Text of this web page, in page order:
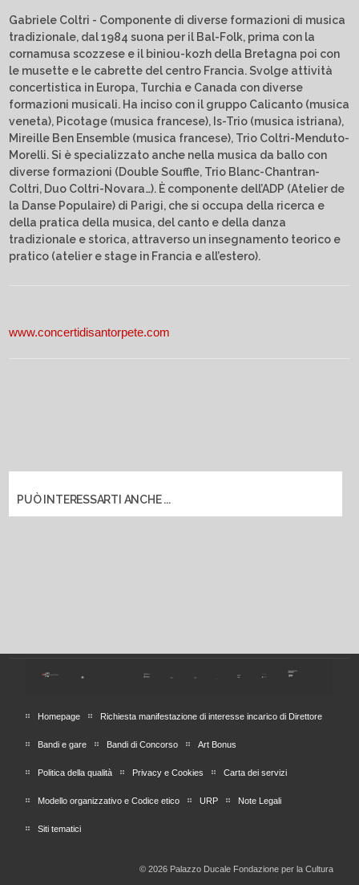
Gabriele Coltri - Componente di diverse formazioni di musica
tradizionale, dal 1984 suona per il Bal-Folk, prima con la
cornamusa scozzese e il biniou-kozh della Bretagna poi con
le musette e le cabrette del centro Francia. Svolge attività
concertistica in Europa, Turchia e Canada con diverse
formazioni musicali. Ha inciso con il gruppo Calicanto (musica
veneta), Picotage (musica francese), Is-Trio (musica istriana),
Mireille Ben Ensemble (musica francese), Trio Coltri-Menduto-
Morelli. Si è specializzato anche nella musica da ballo con
diverse formazioni (Double Souffle, Trio Blanc-Chantran-
Coltri, Duo Coltri-Novara…). È componente dell’ADP (Atelier de
la Danse Populaire) di Parigi, che si occupa della ricerca e
della pratica della musica, del canto e della danza
tradizionale e storica, attraverso un insegnamento teorico e
pratico (atelier e stage in Francia e all’estero).
www.concertidisantorpete.com
PUÒ INTERESSARTI ANCHE ...
Homepage Richiesta manifestazione di interesse incarico di Direttore
Bandi e gare Bandi di Concorso Art Bonus
Politica della qualità Privacy e Cookies Carta dei servizi
Modello organizzativo e Codice etico URP Note Legali
Siti tematici
© 2026 Palazzo Ducale Fondazione per la Cultura